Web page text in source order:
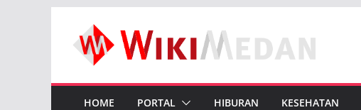
content
HOME PORTAL HIBURAN KESEHATAN